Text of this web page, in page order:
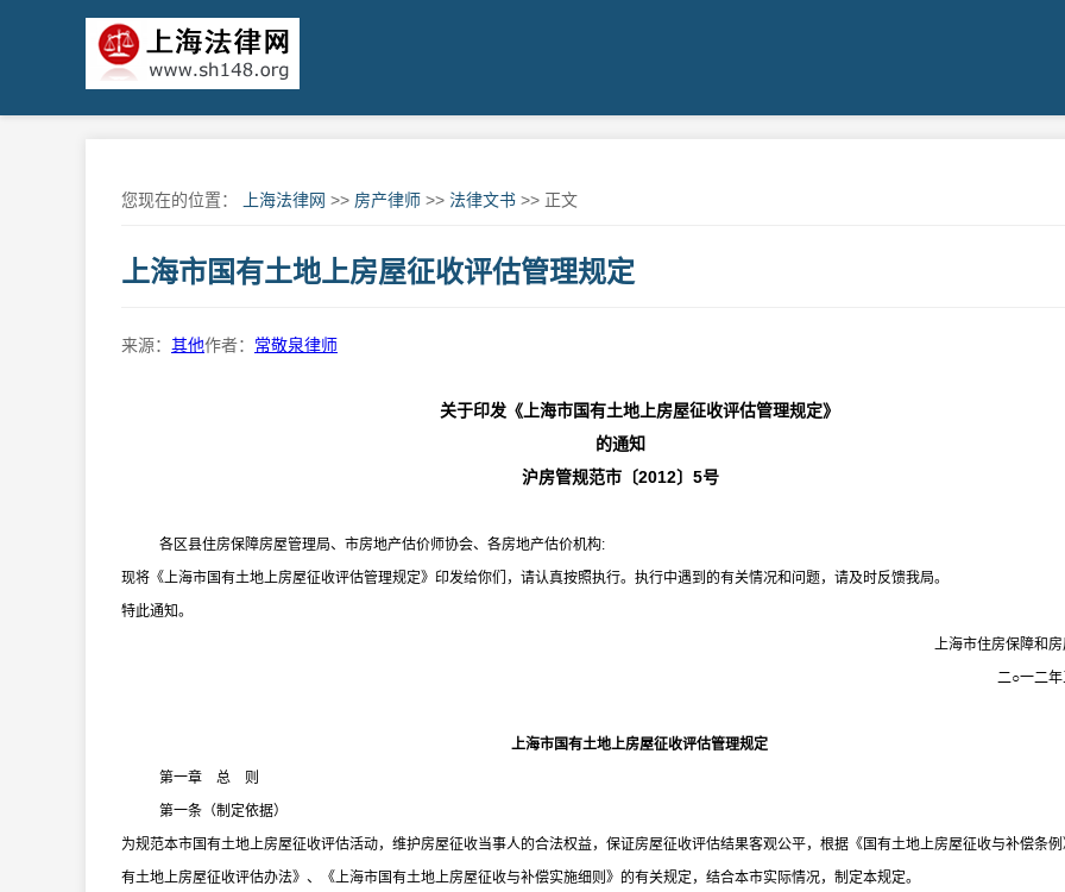
您现在的位置： 上海法律网 >> 房产律师 >> 法律文书 >> 正文
上海市国有土地上房屋征收评估管理规定
来源： 其他作者： 常敬泉律师
关于印发《上海市国有土地上房屋征收评估管理规定》
的通知
沪房管规范市〔2012〕 5号
各区县住房保障房屋管理局、市房地产估价师协会、各房地产估价机构:
现将《上海市国有土地上房屋征收评估管理规定》印发给你们，请认真按照执行。执行中遇到的有关情况和问题，请及时反馈我局。
特此通知。
上海市住房保障和
二○一二
上海市国有土地上房屋征收评估管理规定
第一章 总 则
第一条（制定依据）
为规范本市国有土地上房屋征收评估活动，维护房屋征收当事人的合法权益，保证房屋征收评估结果客观公平，根据《国有土地上房屋征收与补偿条
有土地上房屋征收评估办法》、《上海市国有土地上房屋征收与补偿实施细则》的有关规定，结合本市实际情况，制定本规定。